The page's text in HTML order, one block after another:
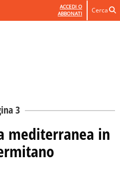
ACCEDI O
ABBONATI
Cerca
3
mediterranea in